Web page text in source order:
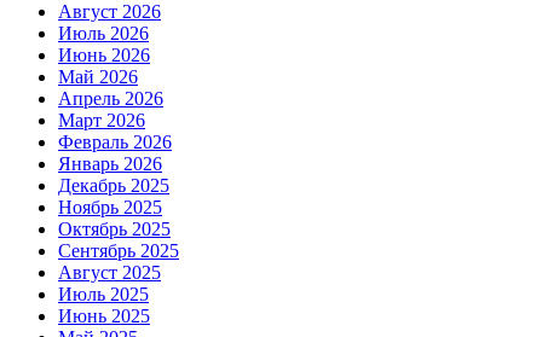
Август 2026
Июль 2026
Июнь 2026
Май 2026
Апрель 2026
Март 2026
Февраль 2026
Январь 2026
Декабрь 2025
Ноябрь 2025
Октябрь 2025
Сентябрь 2025
Август 2025
Июль 2025
Июнь 2025